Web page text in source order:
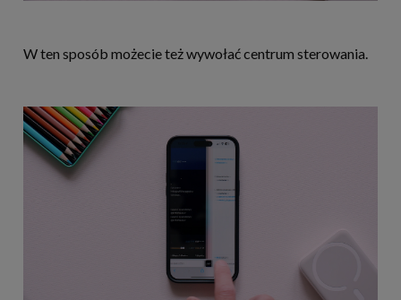
W ten sposób możecie też wywołać centrum sterowania.